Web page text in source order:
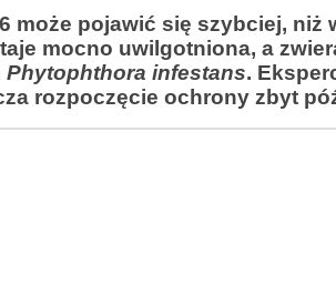
może pojawić się szybciej,
mocno uwilgotniona, a
Phytophthora infestans.
rozpoczęcie ochrony zbyt